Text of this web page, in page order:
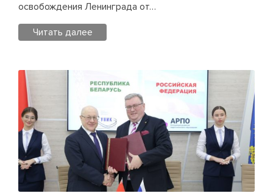
освобождения Ленинграда от…
Читать далее
in
Без
срока
давности,
Новости
АРПОLeave
a
Comment
on